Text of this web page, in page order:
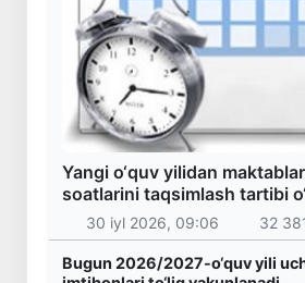
Yangi o‘quv yilidan
soatlarini taqsimlash tartibi
30 iyl 2026, 09:06 32
Bugun 2026/2027-o‘quv yili